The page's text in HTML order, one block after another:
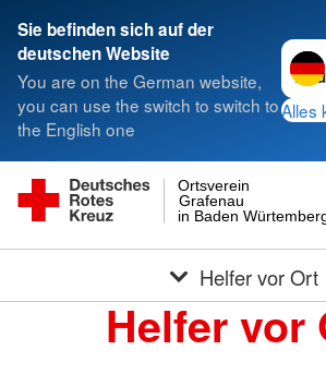
Sie befinden sich auf der
deutschen Website
You are on the German website,
you can use the switch to switch to
the English one
Alles
in Baden
Grafenau
Ortsverein
Helfer vor Ort
Helfer vor